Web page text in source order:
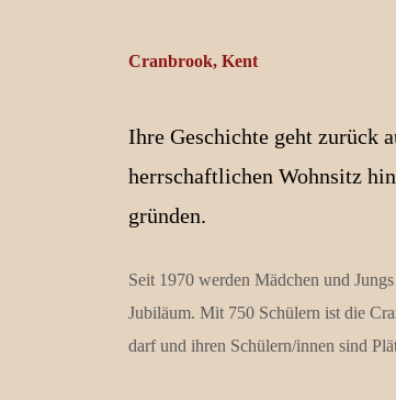
Cranbrook, Kent
Ihre Geschichte geht zurück
herrschaftlichen Wohnsitz
gründen.
Seit 1970 werden Mädchen und
Jubiläum. Mit 750 Schülern ist die
darf und ihren Schülern/innen sind